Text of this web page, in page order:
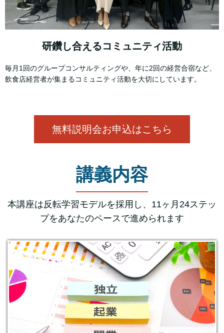
研鑽し合えるコミュニティ活動
毎月1回のグループコンサルティングや、年に2回の経営合宿など、
飲食店経営者が集まるコミュニティ活動を大切にしています。
無料説明会お申込はこちら
講義内容
本講座は反転学習モデルを採用し、11ヶ月24ステッ
プをあなたのペースで進められます